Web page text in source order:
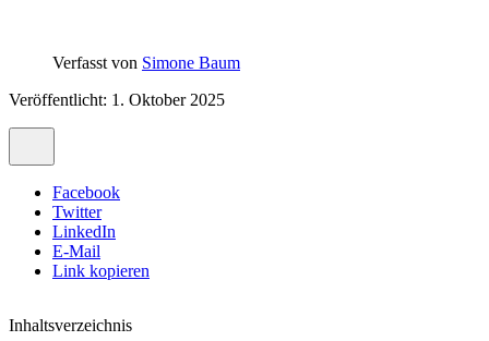
Verfasst von Simone Baum
Veröffentlicht: 1. Oktober 2025
Facebook
Twitter
LinkedIn
E-Mail
Link kopieren
Inhaltsverzeichnis